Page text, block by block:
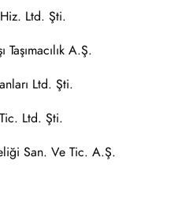
Ltd. Şti.
A.Ş.
Ltd. Şti.
Ltd. Şti.
San. Ve Tic. A.Ş.